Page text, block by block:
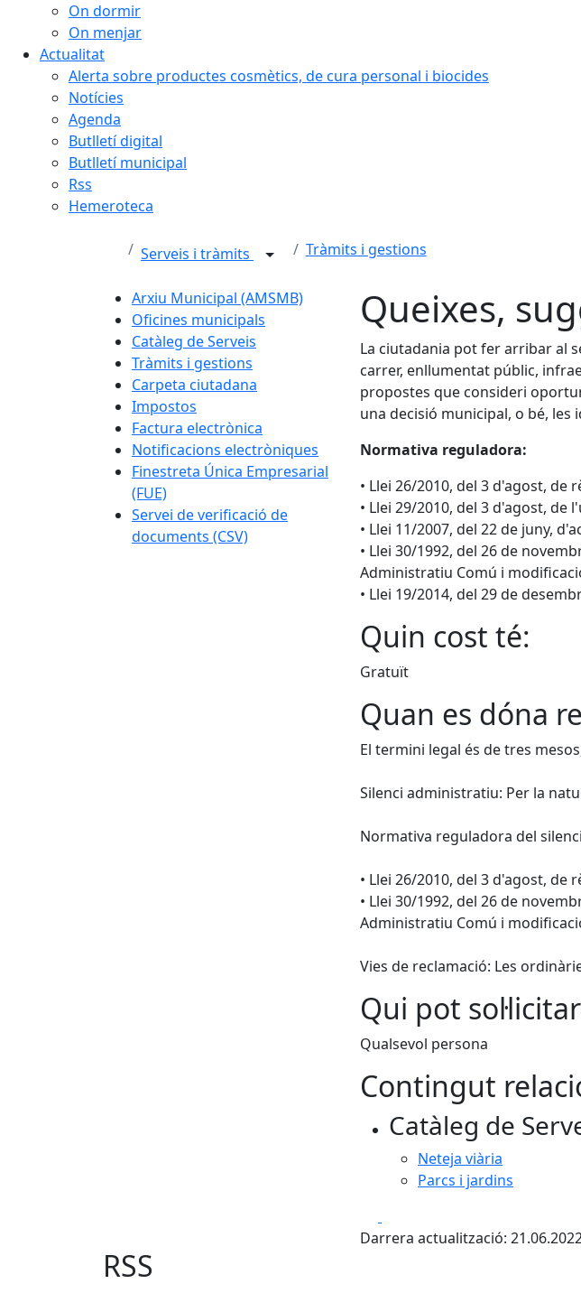
On dormir
On menjar
Actualitat
Alerta sobre productes cosmètics, de cura personal i biocides
Notícies
Agenda
Butlletí digital
Butlletí municipal
Rss
Hemeroteca
Serveis i tràmits Tràmits i gestions
Arxiu Municipal (AMSMB)
Oficines municipals
Catàleg de Serveis
Tràmits i gestions
Carpeta ciutadana
Impostos
Factura electrònica
Notificacions electròniques
Finestreta Única Empresarial
(FUE)
Servei de verificació de
documents (CSV)
Queixes,
La ciutadania pot fer arribar al
carrer, enllumentat públic,
propostes que consideri
una decisió municipal, o bé,
Normativa reguladora:
• Llei 26/2010, del 3 d'agost,
• Llei 29/2010, del 3 d'agost,
• Llei 11/2007, del 22 de juny,
• Llei 30/1992, del 26 de
Administratiu Comú i
• Llei 19/2014, del 29 de
Quin cost té:
Gratuït
Quan es dóna
El termini legal és de tres
Silenci administratiu: Per la
Normativa reguladora del
• Llei 26/2010, del 3 d'agost,
• Llei 30/1992, del 26 de
Administratiu Comú i
Vies de reclamació: Les
Qui pot
Qualsevol persona
Contingut
Catàleg de
Neteja viària
Parcs i jardins
Darrera actualització:
RSS